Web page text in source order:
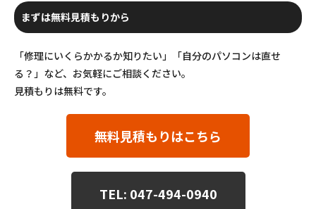
まずは無料見積もりから
「修理にいくらかかるか知りたい」「自分のパソコンは直せ
る？」など、お気軽にご相談ください。
見積もりは無料です。
無料見積もりはこちら
TEL: 047-494-0940